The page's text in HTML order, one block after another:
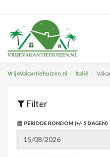
VrijeVakantiehuizen.nl Italië
Filter
PERIODE RONDOM (+/- 5 DAGEN)